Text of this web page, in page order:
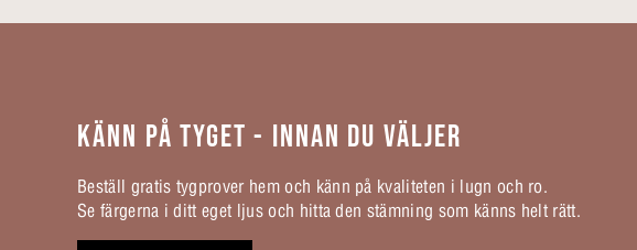
KÄNN PÅ TYGET - INNAN DU VÄLJER
Beställ gratis tygprover hem och känn på kvaliteten i lugn och ro.
Se färgerna i ditt eget ljus och hitta den stämning som känns helt rätt.